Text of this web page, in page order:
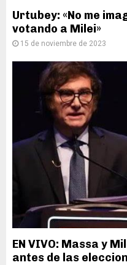
Urtubey: «No me
votando a Milei»
15 de noviembre de 2023
EN VIVO: Massa y
antes de las